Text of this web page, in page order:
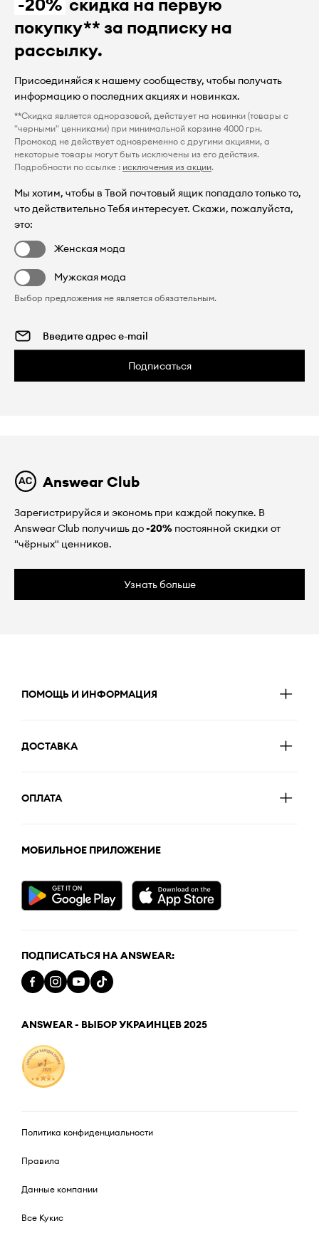
покупку** за подписку на
рассылку.
Присоединяйся к нашему сообществу, чтобы получать
информацию о последних акциях и новинках.
**Скидка является одноразовой, действует на новинки (товары с
"черными" ценниками) при минимальной корзине 4000 грн.
Промокод не действует одновременно с другими акциями, а
некоторые товары могут быть исключены из его действия.
Подробности по ссылке : исключения из акции.
Мы хотим, чтобы в Твой почтовый ящик попадало только то,
что действительно Тебя интересует. Скажи, пожалуйста,
это:
Женская мода
Мужская мода
Выбор предложения не является обязательным.
Подписаться
Answear Club
Зарегистрируйся и экономь при каждой покупке. В
Answear Club получишь до-20% постоянной скидки от
"чёрных" ценников.
Узнать больше
ПОМОЩЬ И ИНФОРМАЦИЯ
ДОСТАВКА
ОПЛАТА
МОБИЛЬНОЕ ПРИЛОЖЕНИЕ
ПОДПИСАТЬСЯ НА ANSWEAR:
ANSWEAR - ВЫБОР УКРАИНЦЕВ 2025
Политика конфиденциальности
Правила
Данные компании
Все Кукис